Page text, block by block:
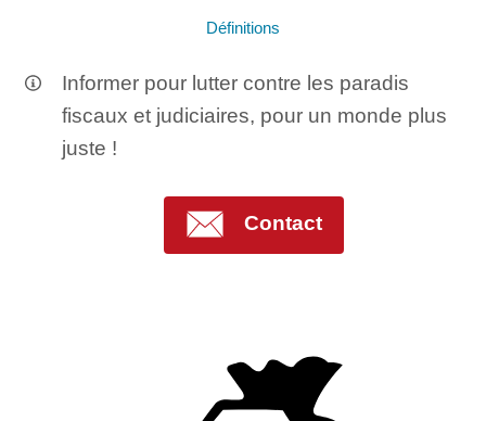
Définitions
Informer pour lutter contre les paradis
fiscaux et judiciaires, pour un monde plus
juste !
Contact